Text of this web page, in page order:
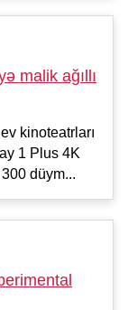
malik ağıllı
kinoteatrları
1 Plus 4K
düym...